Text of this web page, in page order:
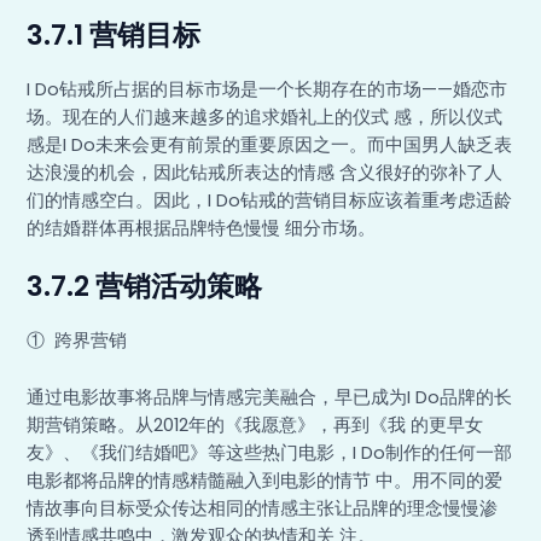
3.7.1 营销目标
I Do钻戒所占据的目标市场是一个长期存在的市场——婚恋市
场。现在的人们越来越多的追求婚礼上的仪式 感，所以仪式
感是I Do未来会更有前景的重要原因之一。而中国男人缺乏表
达浪漫的机会，因此钻戒所表达的情感 含义很好的弥补了人
们的情感空白。因此，I Do钻戒的营销目标应该着重考虑适龄
的结婚群体再根据品牌特色慢慢 细分市场。
3.7.2 营销活动策略
① 跨界营销
通过电影故事将品牌与情感完美融合，早已成为I Do品牌的长
期营销策略。从2012年的《我愿意》，再到《我 的更早女
友》、《我们结婚吧》等这些热门电影，I Do制作的任何一部
电影都将品牌的情感精髓融入到电影的情节 中。用不同的爱
情故事向目标受众传达相同的情感主张让品牌的理念慢慢渗
透到情感共鸣中，激发观众的热情和关 注。